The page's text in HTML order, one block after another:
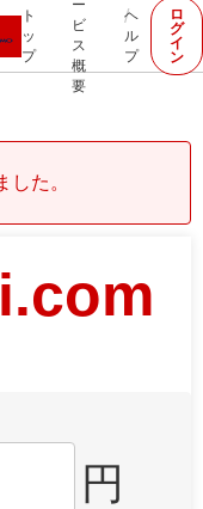
ト
ッ
プ
ー
ビ
ス
概
要
ヘ
ル
プ
ロ
グ
イ
ン
た。
円